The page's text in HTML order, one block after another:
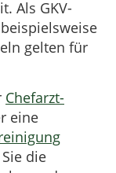
Als GKV-
gelten für
Chefarzt-
eine
die